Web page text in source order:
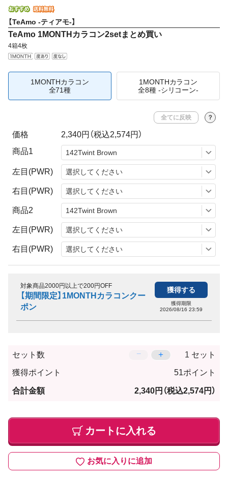
【TeAmo -ティアモ-】
TeAmo 1MONTHカラコン2setまとめ買い
4箱4枚
1MONTHカラコン
全71種
1MONTHカラコン
全8種 -シリコーン-
全てに反映 ？
価格 2,340円 （税込2,574円）
商品1
左目(PWR)
右目(PWR)
商品2
左目(PWR)
右目(PWR)
対象商品2000円以上で200円OFF
【期間限定】1MONTHカラコンクー
ポン
獲得する
獲得期限
2026/08/16 23:59
セット数 − ＋ セット
獲得ポイント 51ポイント
合計金額 2,340円 （税込2,574円）
カートに入れる
お気に入りに追加